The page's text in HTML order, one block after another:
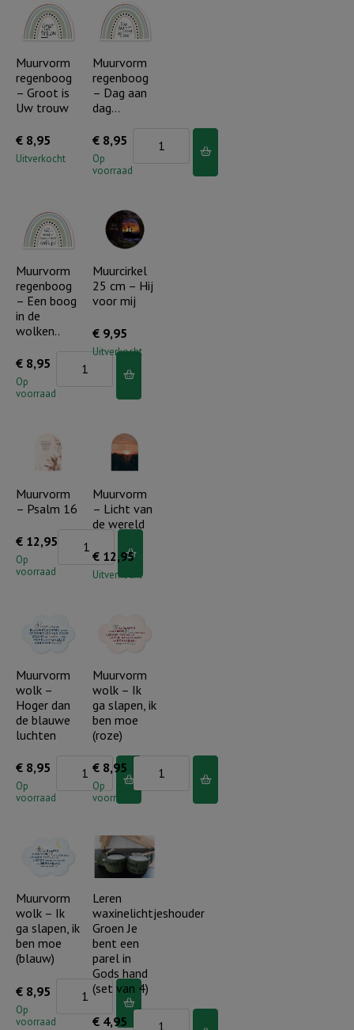
van
de
Heer..
aantal
Muurvorm
regenboog
– Groot is
Uw trouw
€ 8,95
Uitverkocht
Muurvorm
regenboog
– Dag aan
dag…
€ 8,95
Op
voorraad
aan
dag...
aantal
Muurvorm
regenboog
– Een boog
in de
wolken..
€ 8,95
Op
voorraad
Muurvorm
boog
in
de
wolken..
Muurcirkel
25 cm – Hij
voor mij
€ 9,95
Uitverkocht
Muurvorm
– Psalm 16
€ 12,95
Op
voorraad
Muurvorm
aantal
Muurvorm
– Licht van
de wereld
€ 12,95
Uitverkocht
Muurvorm
wolk –
Hoger dan
de blauwe
luchten
€ 8,95
Op
voorraad
Muurvorm
dan
de
blauwe
luchten
aantal
Muurvorm
wolk – Ik
ga slapen, ik
ben moe
(roze)
€ 8,95
Op
voorraad
Muurvorm
wolk
-
ga
slapen,
ben
moe
aantal
Muurvorm
wolk – Ik
ga slapen, ik
ben moe
(blauw)
€ 8,95
Op
voorraad
Muurvorm
Leren
waxinelichtjeshouder
Groen Je
bent een
parel in
Gods hand
(set van 4)
€ 4,95
Leren